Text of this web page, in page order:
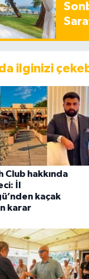
ilginizi
Club hakkında
İl
kaçak
karar